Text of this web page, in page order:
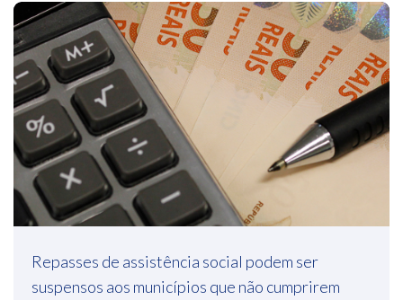
Repasses de assistência social podem ser
suspensos aos municípios que não cumprirem